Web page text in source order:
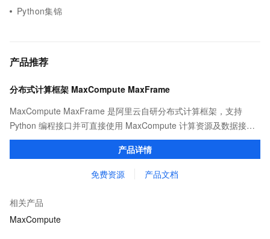
Python集锦
产品推荐
分布式计算框架 MaxCompute MaxFrame
MaxCompute MaxFrame 是阿里云自研分布式计算框架，支持
Python 编程接口并可直接使用 MaxCompute 计算资源及数据接
口，与 MaxCompute Notebook、镜像管理等功能共同构成
MaxCompute 完整 Python 开发生态。
产品详情
免费资源 产品文档
相关产品
MaxCompute